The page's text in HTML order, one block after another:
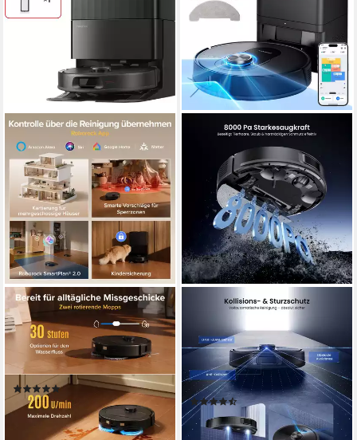
ROBOROCK
Saugroboter Qrevo S ProX
0,3 l Größe Staubbehälter
180 m² Reichweite
Präzisions-LiDAR-Navigation
(9)
439,00 € UVP 589,00 €
nur diesen Monat
mtl. in 36 Raten
PROSCENIC
Min,3L
230 m² Reichweite
(22)
189,99 € UVP
599,00 €
17,35 €mtl. in 12 Raten